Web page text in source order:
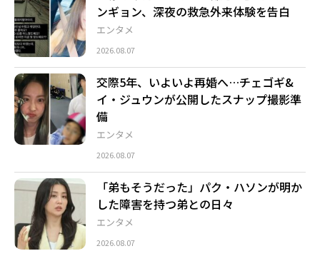
エンタメ
ンギョン、深夜の救急外来体験を告白
2026.08.07
エンタメ
交際5年、いよいよ再婚へ…チェゴギ&
イ・ジュウンが公開したスナップ撮影準
備
2026.08.07
エンタメ
「弟もそうだった」パク・ハソンが明か
した障害を持つ弟との日々
2026.08.07